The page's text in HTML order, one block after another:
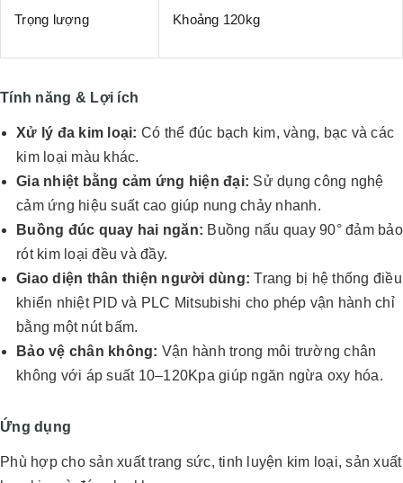
Trọng lượng Khoảng 120kg
Tính năng & Lợi ích
Xử lý đa kim loại: Có thể đúc bạch kim, vàng, bạc và các
kim loại màu khác.
Gia nhiệt bằng cảm ứng hiện đại: Sử dụng công nghệ
cảm ứng hiệu suất cao giúp nung chảy nhanh.
Buồng đúc quay hai ngăn: Buồng nấu quay 90° đảm bảo
rót kim loại đều và đầy.
Giao diện thân thiện người dùng: Trang bị hệ thống điều
khiển nhiệt PID và PLC Mitsubishi cho phép vận hành chỉ
bằng một nút bấm.
Bảo vệ chân không: Vận hành trong môi trường chân
không với áp suất 10–120Kpa giúp ngăn ngừa oxy hóa.
Ứng dụng
Phù hợp cho sản xuất trang sức, tinh luyện kim loại, sản xuất